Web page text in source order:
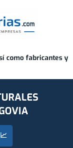
como fabricantes y